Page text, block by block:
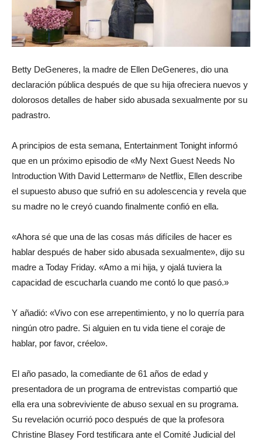
de
moda
belleza
Betty DeGeneres, la madre de Ellen DeGeneres, dio una
declaración pública después de que su hija ofreciera nuevos y
dolorosos detalles de haber sido abusada sexualmente por su
padrastro.
A principios de esta semana, Entertainment Tonight informó
que en un próximo episodio de «My Next Guest Needs No
Introduction With David Letterman» de Netflix, Ellen describe
el supuesto abuso que sufrió en su adolescencia y revela que
su madre no le creyó cuando finalmente confió en ella.
«Ahora sé que una de las cosas más difíciles de hacer es
hablar después de haber sido abusada sexualmente», dijo su
madre a Today Friday. «Amo a mi hija, y ojalá tuviera la
capacidad de escucharla cuando me contó lo que pasó.»
Y añadió: «Vivo con ese arrepentimiento, y no lo querría para
ningún otro padre. Si alguien en tu vida tiene el coraje de
hablar, por favor, créelo».
El año pasado, la comediante de 61 años de edad y
presentadora de un programa de entrevistas compartió que
ella era una sobreviviente de abuso sexual en su programa.
Su revelación ocurrió poco después de que la profesora
Christine Blasey Ford testificara ante el Comité Judicial del